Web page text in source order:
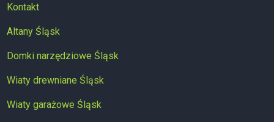
Kontakt
Altany Śląsk
Domki narzędziowe Śląsk
Wiaty drewniane Śląsk
Wiaty garażowe Śląsk